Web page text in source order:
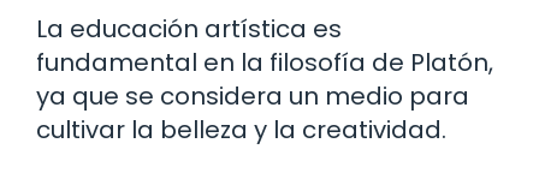
La educación artística es
fundamental en la filosofía de Platón,
ya que se considera un medio para
cultivar la belleza y la creatividad.